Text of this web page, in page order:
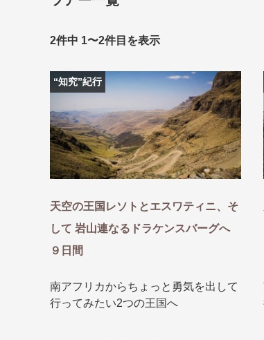
キ
出
出
キ
出
出
2件中 1〜2件目を表示
“知究”紀行
天空の王国レソトとエスワティニ、そ
して 岩山連なるドラケンスバーグへ
９日間
南アフリカからちょっと勇気を出して
行ってみたい2つの王国へ